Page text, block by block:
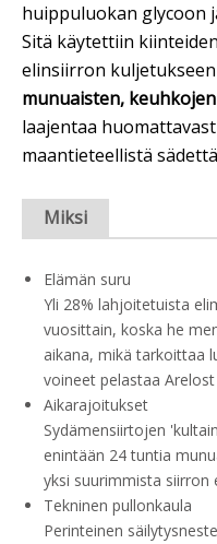
huippuluokan glycoon
Sitä käytettiin
elinsiirron kuljetukseen
munuaisten, keuhkojen
laajentaa
maantieteellistä
Miksi
Elämän suru
Yli 28% lahjoitetuista
vuosittain, koska he
aikana, mikä tarkoittaa
voineet pelastaa
Aikarajoitukset
Sydämensiirtojen
enintään 24 tuntia
yksi suurimmista siirron
Tekninen pullonkaula
Perinteinen